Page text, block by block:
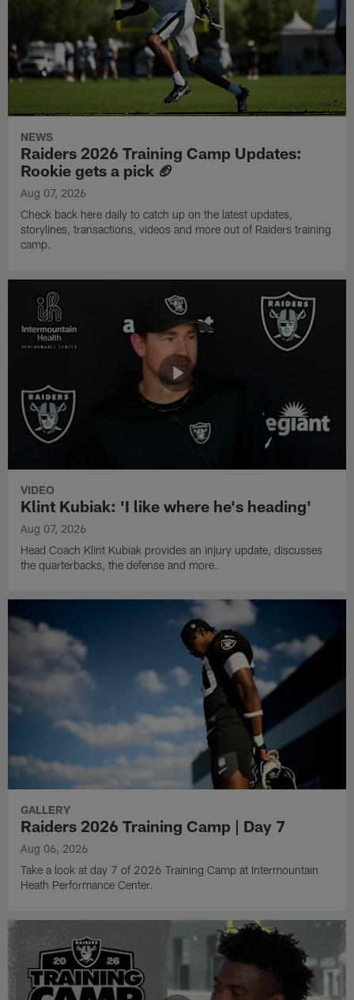
NEWS
Raiders 2026 Training Camp Updates:
Rookie gets a pick 🏈
Aug 07, 2026
Check back here daily to catch up on the latest updates,
storylines, transactions, videos and more out of Raiders training
camp.
VIDEO
Klint Kubiak: 'I like where he's heading'
Aug 07, 2026
Head Coach Klint Kubiak provides an injury update, discusses
the quarterbacks, the defense and more.
GALLERY
Raiders 2026 Training Camp | Day 7
Aug 06, 2026
Take a look at day 7 of 2026 Training Camp at Intermountain
Heath Performance Center.